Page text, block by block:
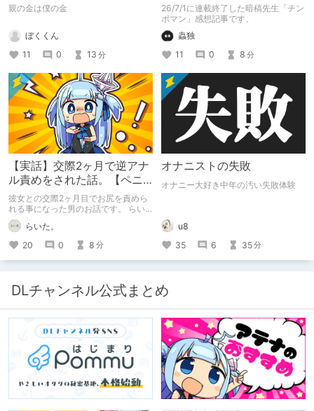
親の金は僕の金
ぼくくん
11
0 13 分
い？チンポマンとかいう
「魂の殺人」の完成形
26/7/1に連載終了した暗稿先生「チン
ポマン」感想記事です。
蟲独
11
0 8 分
【実話】交際2ヶ月で逆アナ
ル責めをされた話。【ペニ
バン】
彼女との交際2ヶ月目でお尻を責めら
れる事になった男のお話です。 らい
た。のエチエチ体験談#2【逆アナ
ル】 らいた。
20
0 8 分
オナニストの失敗
オナニー大好き中年の汚い失敗体験
u8
35
6 35分
DLチャンネル公式まとめ